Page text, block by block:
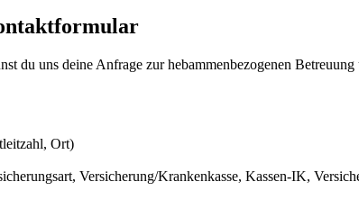
du uns deine Anfrage zur hebammenbezogenen
Ort)
Versicherung/Krankenkasse, Kassen-IK,